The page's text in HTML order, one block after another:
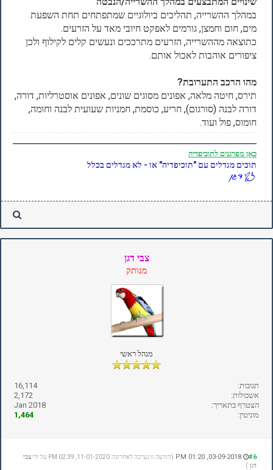
במהלך ההשרייה, תהליכים ביולוגיים שמתפתחים תחת השפעת
מים, חום וחמצן, גורמים לאפקט חיובי מאד על הזרעים.
כתוצאה מההשרייה, הזרעים מתרככים ונעשים קלים לקילוף ולכן
ציפורים אוהבות לאכול אותם.
מהו הרכב התערובת?
תירס, חיטה מלאה, אפונים מסוגים שונים, אפונים אוסטרליות, דורה,
דורה לבנה (סורגום), חריע, כוסמת, חמניות שעועית לבנה וחומה,
חומוס, פול ועוד.
כאן מפרגנים לתוכיפדיה
תוכים מגדלים עם "תוכיפדיה" או - לא מגדלים בכלל
צבי דגן
מנותק
מנהל ראשי
תגובות:
16,114
אשכולות:
2,172
הצטרף בתאריך:
Jan 2018
מוניטין:
1,464
#6 (הודעה זו נערכה לאחרונה: 11-01-2020, 02:39 PM על ידי
צבי
דגן.)